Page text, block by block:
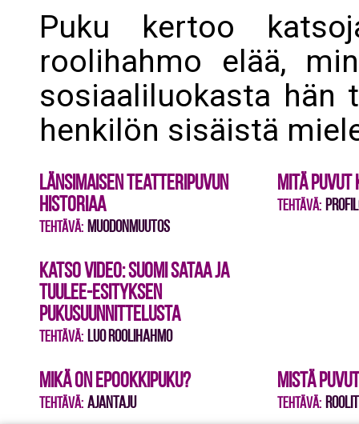
Puku kertoo
roolihahmo elää,
sosiaaliluokasta hän
henkilön sisäistä
Länsimaisen teatteripuvun
historiaa
Tehtävä: muodonmuutos
Mitä
Tehtävä:
Katso video: Suomi sataa ja
tuulee-esityksen
pukusuunnittelusta
Tehtävä: Luo roolihahmo
Mikä on epookkipuku?
Tehtävä: Ajantaju
Mistä
Tehtävä: